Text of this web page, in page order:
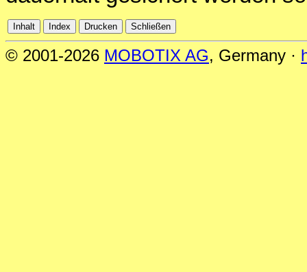
© 2001-2026 MOBOTIX AG, Germany ·